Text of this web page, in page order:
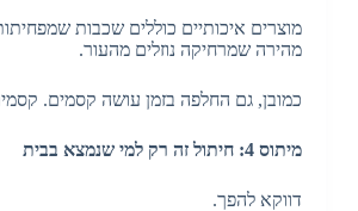
מוצרים איכותיים כוללים שכבות
מהירה שמרחיקה נוזלים מהעור.
כמובן, גם החלפה בזמן עושה קסמים.
מיתוס 4: חיתול זה רק למי שנמצא בבית
דווקא להפך.